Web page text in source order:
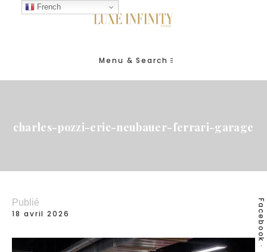
Menu & Search
charles-pozzi-eric-neubauer-ferrari-garage
Facebook
Publié
18 avril 2026
French